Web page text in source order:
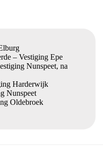
– Vestiging Epe
Nunspeet, na
Harderwijk
Nunspeet
Oldebroek